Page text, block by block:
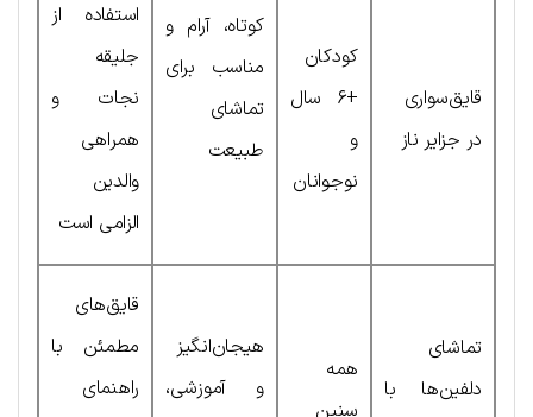
قایق‌سواری
در جزایر ناز
کودکان
+۶ سال
و
نوجوانان
کوتاه، آرام و
مناسب برای
تماشای
طبیعت
استفاده از
جلیقه
نجات و
همراهی
والدین
الزامی است
تماشای
دلفین‌ها با
همه
سنین
هیجان‌انگیز
و آموزشی،
قایق‌های
مطمئن با
راهنمای